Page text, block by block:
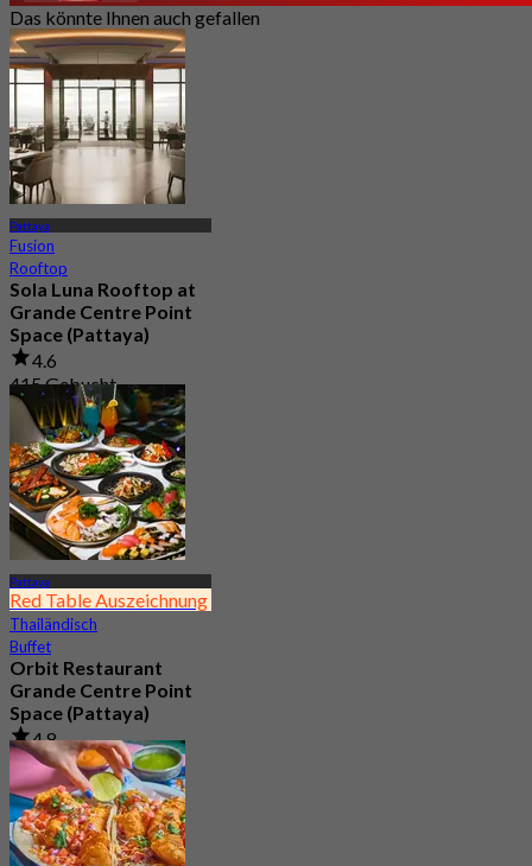
Das könnte Ihnen auch gefallen
Pattaya
Fusion
Rooftop
Sola Luna Rooftop at
Grande Centre Point
Space (Pattaya)
4.6
415 Gebucht
Aus ฿ 645
Pattaya
Red Table Auszeichnung
Thailändisch
Buffet
Orbit Restaurant
Grande Centre Point
Space (Pattaya)
4.8
21.8K Gebucht
Aus฿ 1,290